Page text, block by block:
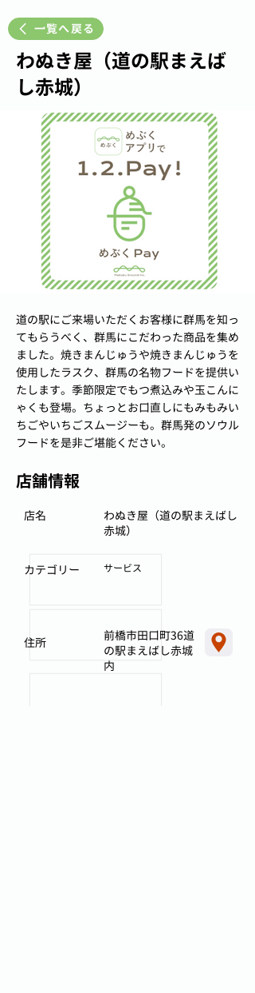
一覧へ戻る
わぬき屋（道の駅まえば
し赤城）
道の駅にご来場いただくお客様に群馬を知っ
てもらうべく、群馬にこだわった商品を集め
ました。焼きまんじゅうや焼きまんじゅうを
使用したラスク、群馬の名物フードを提供い
たします。季節限定でもつ煮込みや玉こんに
ゃくも登場。ちょっとお口直しにもみもみい
ちごやいちごスムージーも。群馬発のソウル
フードを是非ご堪能ください。
店舗情報
わぬき屋（道の駅まえばし
赤城）
店名
サービス
カテゴリー
前橋市田口町36道
の駅まえばし赤城
内
住所